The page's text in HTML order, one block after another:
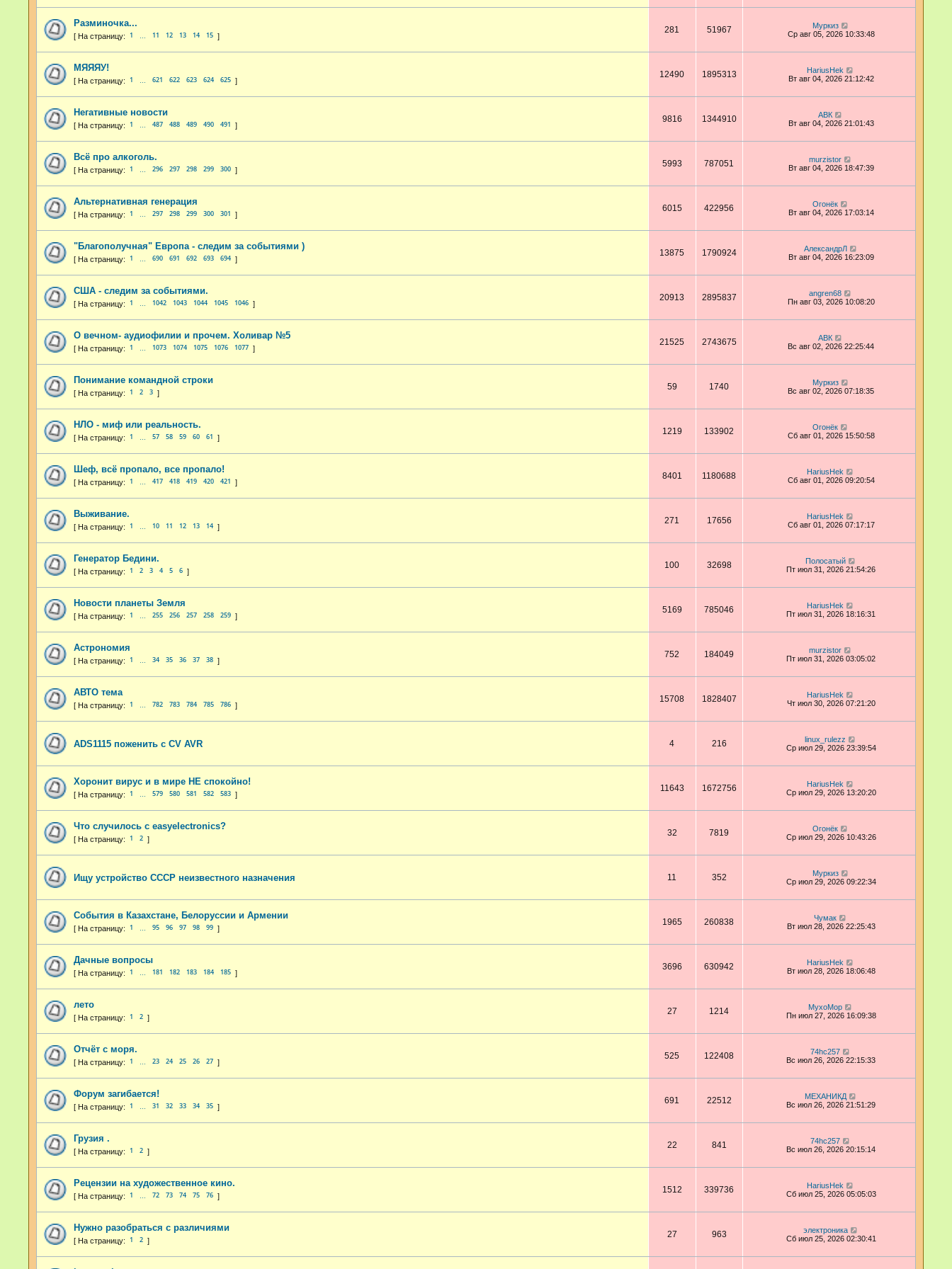
Разминочка...
1 11 12 13 14 15
281 51967
Муркиз
Ср авг 05, 2026 10:33:48
МЯЯЯУ!
1 621 622 623 624 625
12490 1895313
HariusHek
Вт авг 04, 2026 21:12:42
Негативные новости
1 487 488 489 490 491
9816 1344910
АВК
Вт авг 04, 2026 21:01:43
Всё про алкоголь.
1 296 297 298 299 300
5993 787051
murzistor
Вт авг 04, 2026 18:47:39
Альтернативная генерация
1 297 298 299 300 301
6015 422956
Огонёк
Вт авг 04, 2026 17:03:14
"Благополучная" Европа - следим за событиями )
1 690 691 692 693 694
13875 1790924
АлександрЛ
Вт авг 04, 2026 16:23:09
США - следим за событиями.
1 1042 1043 1044 1045 1046
20913 2895837
angren68
Пн авг 03, 2026 10:08:20
О вечном- аудиофилии и прочем. Холивар №5
1 1073 1074 1075 1076 1077
21525 2743675
АВК
Вс авг 02, 2026 22:25:44
Понимание командной строки
1 2 3
59 1740
Муркиз
Вс авг 02, 2026 07:18:35
НЛО - миф или реальность.
1 57 58 59 60 61
1219 133902
Огонёк
Сб авг 01, 2026 15:50:58
Шеф, всё пропало, все пропало!
1 417 418 419 420 421
8401 1180688
HariusHek
Сб авг 01, 2026 09:20:54
Выживание.
1 10 11 12 13 14
271 17656
HariusHek
Сб авг 01, 2026 07:17:17
Генератор Бедини.
1 2 3 4 5 6
100 32698
Полосатый
Пт июл 31, 2026 21:54:26
Новости планеты Земля
1 255 256 257 258 259
5169 785046
HariusHek
Пт июл 31, 2026 18:16:31
Астрономия
1 34 35 36 37 38
752 184049
murzistor
Пт июл 31, 2026 03:05:02
АВТО тема
1 782 783 784 785 786
15708 1828407
HariusHek
Чт июл 30, 2026 07:21:20
ADS1115 поженить с CV AVR 4 216
linux_rulezz
Ср июл 29, 2026 23:39:54
Хоронит вирус и в мире НЕ спокойно!
1 579 580 581 582 583
11643 1672756
HariusHek
Ср июл 29, 2026 13:20:20
Что случилось с easyelectronics?
1 2
32 7819
Огонёк
Ср июл 29, 2026 10:43:26
Ищу устройство СССР неизвестного назначения 11 352
Муркиз
Ср июл 29, 2026 09:22:34
События в Казахстане, Белоруссии и Армении
1 95 96 97 98 99
1965 260838
Чумак
Вт июл 28, 2026 22:25:43
Дачные вопросы
1 181 182 183 184 185
3696 630942
HariusHek
Вт июл 28, 2026 18:06:48
лето
1 2
27 1214
MyxoMop
Пн июл 27, 2026 16:09:38
Отчёт с моря.
1 23 24 25 26 27
525 122408
74hc257
Вс июл 26, 2026 22:15:33
Форум загибается!
1 31 32 33 34 35
691 22512
МЕХАНИКД
Вс июл 26, 2026 21:51:29
Грузия .
1 2
22 841
74hc257
Вс июл 26, 2026 20:15:14
Рецензии на художественное кино.
1 72 73 74 75 76
1512 339736
HariusHek
Сб июл 25, 2026 05:05:03
Нужно разобраться с различиями
1 2
27 963
электроника
Сб июл 25, 2026 02:30:41